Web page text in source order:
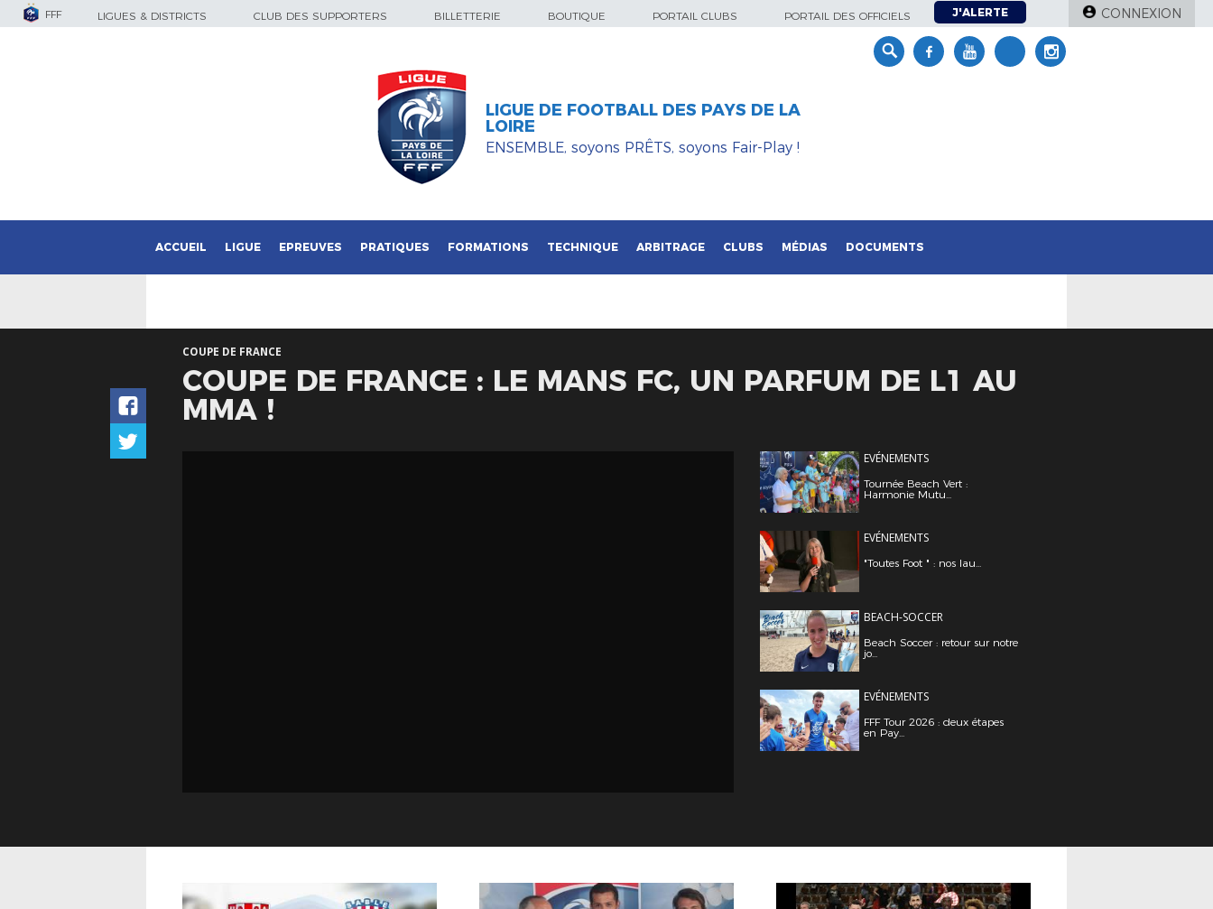
FFF LIGUES & DISTRICTS CLUB DES SUPPORTERS BILLETTERIE BOUTIQUE PORTAIL CLUBS PORTAIL DES OFFICIELS J'ALERTE CONNEXION
LIGUE DE FOOTBALL DES PAYS DE LA
LOIRE
ENSEMBLE, soyons PRÊTS, soyons Fair-Play !
ACCUEIL LIGUE EPREUVES PRATIQUES FORMATIONS TECHNIQUE ARBITRAGE CLUBS MÉDIAS DOCUMENTS
COUPE DE FRANCE
COUPE DE FRANCE : LE MANS FC, UN PARFUM DE L1 AU
MMA !
EVÉNEMENTS
Tournée Beach Vert :
Harmonie Mutu...
EVÉNEMENTS
"Toutes Foot " : nos lau...
BEACH-SOCCER
Beach Soccer : retour sur notre
jo...
EVÉNEMENTS
FFF Tour 2026 : deux étapes
en Pay...